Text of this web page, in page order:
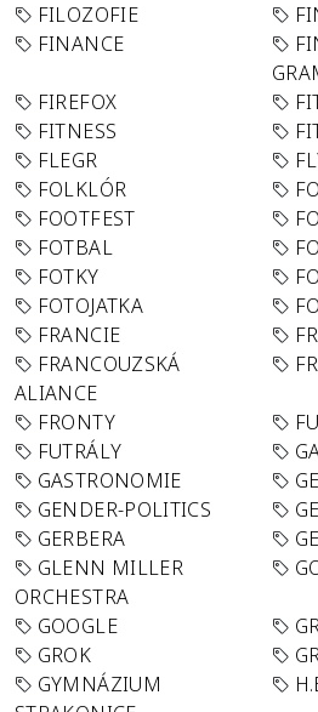
FILOZOFIE
FINANCE
FIREFOX
FITNESS
FLEGR
FOLKLÓR
FOOTFEST
FOTBAL
FOTKY
FOTOJATKA
FRANCIE
FRANCOUZSKÁ
ALIANCE
FRONTY
FUTRÁLY
GASTRONOMIE
GENDER-POLITICS
GERBERA
GLENN MILLER
ORCHESTRA
GOOGLE
GROK
GYMNÁZIUM